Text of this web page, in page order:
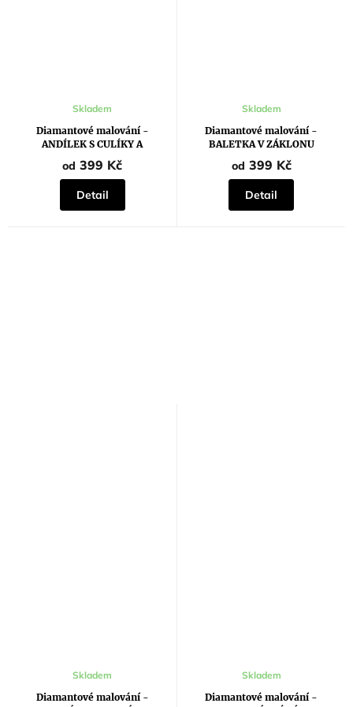
Diamantové malování -
ANDÍLEK S CULÍKY A
JAVOROVÝM LÍSTKEM
Průměrné
produktu
je
5,0
z
5
hvězdiček.
Skladem
od 399 Kč
Detail
Diamantové malování -
BALETKA V ZÁKLONU
Průměrné
produktu
je
5,0
z
5
hvězdiček.
Skladem
od 399 Kč
Detail
Diamantové malování -
Průměrné
produktu
Skladem
Diamantové malování -
Skladem